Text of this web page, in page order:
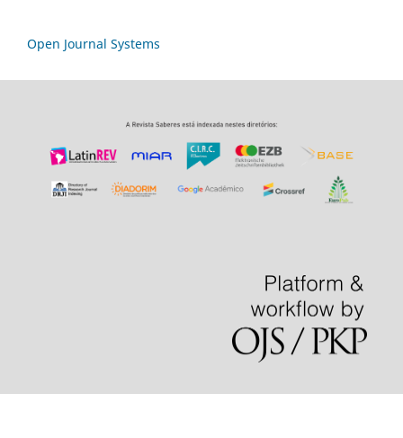
Open Journal Systems